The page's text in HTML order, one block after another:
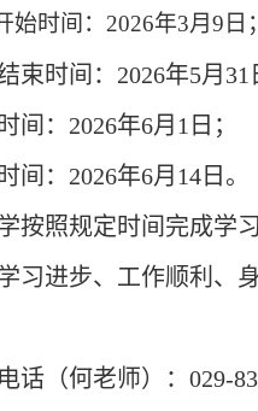
始时间： 2026年3月 9 日；
束时间： 2026年5月 31
间： 2026年6月1日；
间： 2026年6月14日。
按照规定时间完成学习
习进步、工作顺利、
话（何老师）： 029-